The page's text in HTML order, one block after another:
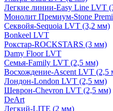
Легкие линии-Easy Line LVT
Монолит Премиум-Stone
Секвойя-Sequoia LVT (3,2 мм)
Bonkeel LVT
Рокстар-ROCKSTARS (3 мм)
Damy Floor LVT
Семья-Family LVT (2,5 мм)
Восхождение-Ascent LVT (2,5
Лондон-London LVT (2,5 мм)
Шеврон-Chevron LVT (2,5 мм)
DeArt
Легкий-LITE (2 мм)